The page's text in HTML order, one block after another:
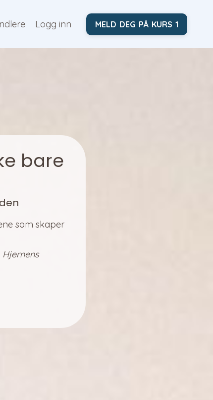
Logg inn MELD DEG PÅ KURS 1
bare
som skaper
Hjernens